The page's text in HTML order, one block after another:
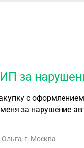
за
с
что на тот момент я уже не являлась
в товарном чеке
чужой
г. Москва